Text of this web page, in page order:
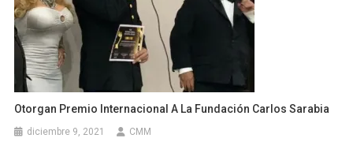
Otorgan Premio Internacional A La Fundación Carlos Sarabia
diciembre 9, 2021 CMM